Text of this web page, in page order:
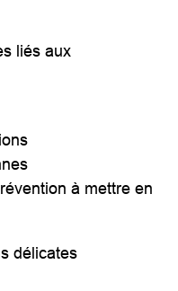
liés aux
à mettre en
délicates